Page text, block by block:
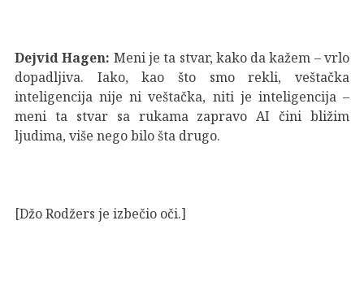
Dejvid Hagen: Meni je ta stvar, kako da kažem – vrlo
dopadljiva. Iako, kao što smo rekli, veštačka
inteligencija nije ni veštačka, niti je inteligencija –
meni ta stvar sa rukama zapravo AI čini bližim
ljudima, više nego bilo šta drugo.
[Džo Rodžers je izbečio oči.]